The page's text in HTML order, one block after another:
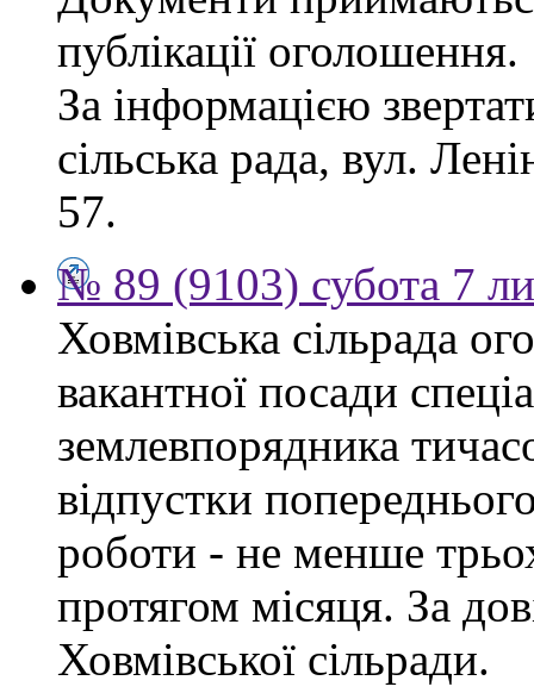
публікації оголошення.
За інформацією
сільська рада, вул.
57.
№ 89 (9103) субота 7
Ховмівська сільрада
вакантної посади
землевпорядника
відпустки
роботи - не менше
протягом місяця. За
Ховмівської сільради.